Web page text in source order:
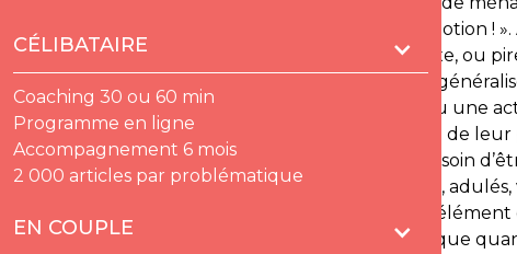
CÉLIBATAIRE
Coaching 30 ou 60 min
Programme en ligne
Accompagnement 6 mois
2 000 articles par problématique
EN COUPLE
le mari de Jeanne a eu une sacrée promotion !
le voilà qui se rembrunit, voire qui se vexe, ou
susceptibilité de nos hommes tend à se
Love Intelligence®) : « Une remarque ou une
à tort, entraînant crispation ou bouderie de
bien montré peu de considération ! ». Besoin
pas, ont gagné la faveur d’être regardés,
davantage. Le physique est devenu un
entraîner chez eux une fragilité narcissique